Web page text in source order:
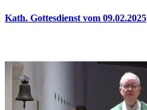
Kath. Gottesdienst vom 09.02.2025